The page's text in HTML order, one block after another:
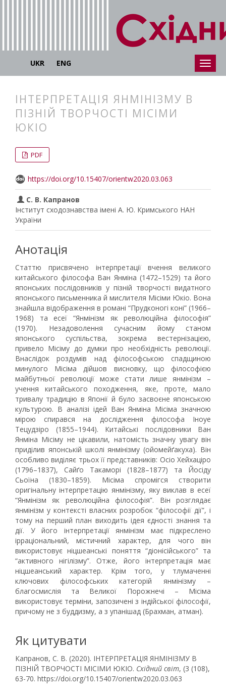
UKR ENG
ІНТЕРПРЕТАЦІЯ ЯНМІНІЗМУ В
ПІЗНІЙ ТВОРЧОСТІ МІСІМИ
ЮКІО
PDF
https://doi.org/10.15407/orientw2020.03.063
С. В. Капранов
Інститут сходознавства імені А. Ю. Кримського НАН
України
Анотація
Статтю присвячено інтерпретації вчення великого
китайського філософа Ван Янміна (1472–1529) та його
японських послідовників у пізній творчості видатного
японського письменника й мислителя Місіми Юкіо. Вона
знайшла відображення в романі “Прудконогі коні” (1966–
1968) та есеї “Янмінізм як революційна філософія”
(1970). Незадоволення сучасним йому станом
японського суспільства, зокрема вестернізацією,
привело Місіму до думки про необхідність революції.
Внаслідок роздумів над філософською спадщиною
минулого Місіма дійшов висновку, що філософією
майбутньої революції може стати лише янмінізм –
учення китайського походження, яке, проте, мало
тривалу традицію в Японії й було засвоєне японською
культурою. В аналізі ідей Ван Янміна Місіма значною
мірою спирався на дослідження філософа Іноуе
Тецудзіро (1855–1944). Китайські послідовники Ван
Янміна Місіму не цікавили, натомість значну увагу він
приділив японській школі янмінізму (ойомейґакуха). Він
особливо виділяє трьох її представників: Осіо Хейхаціро
(1796–1837), Сайґо Такаморі (1828–1877) та Йосіду
Сьоїна (1830–1859). Місіма спромігся створити
оригінальну інтерпретацію янмінізму, яку виклав в есеї
“Янмінізм як революційна філософія”. Він розглядає
янмінізм у контексті власних розробок “філософії дії”, і
тому на перший план виходить ідея єдності знання та
дії. У його інтерпретації янмінізм має підкреслено
ірраціональний, містичний характер, для чого він
використовує ніцшеанські поняття “діонісійського” та
“активного нігілізму”. Отже, його інтерпретація має
ніцшеанський характер. Крім того, у тлумаченні
ключових філософських категорій янмінізму –
благосмислія та Великої Порожнечі – Місіма
використовує терміни, запозичені з індійської філософії,
причому не з буддизму, а з упанішад (Брахман, атман).
Як цитувати
Капранов, С. В. (2020). ІНТЕРПРЕТАЦІЯ ЯНМІНІЗМУ В
ПІЗНІЙ ТВОРЧОСТІ МІСІМИ ЮКІО. Східний світ, (3 (108),
63-70. https://doi.org/10.15407/orientw2020.03.063